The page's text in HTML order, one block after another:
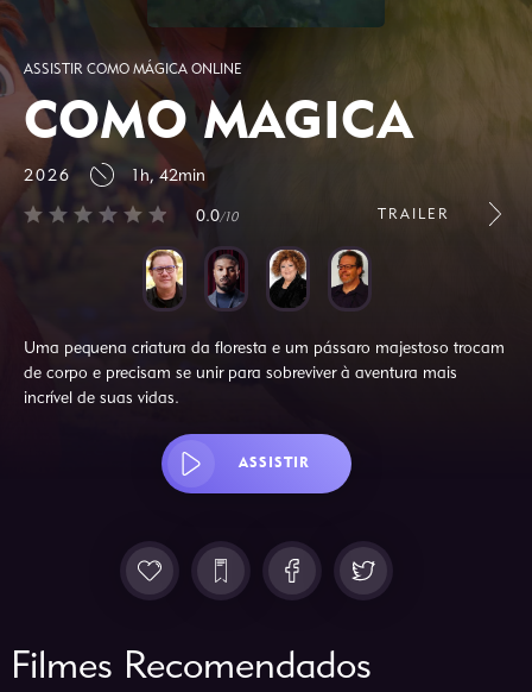
ASSISTIR COMO MÁGICA ONLINE
COMO MÁGICA
2026 1h, 42min
0.0/10 TRAILER
Uma pequena criatura da floresta e um pássaro majestoso trocam
de corpo e precisam se unir para sobreviver à aventura mais
incrível de suas vidas.
ASSISTIR
Filmes Recomendados